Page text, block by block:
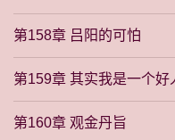
第158章 吕阳的可怕
第159章 其实我是一个好
第160章 观金丹旨